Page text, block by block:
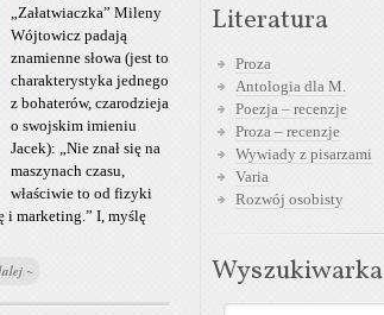
„Załatwiaczka” Mileny
Wójtowicz padają
znamienne słowa (jest to
charakterystyka jednego
z bohaterów, czarodzieja
o swojskim imieniu
Jacek): „Nie znał się na
maszynach czasu,
właściwie to od fizyki
i marketing.” I, myślę
~
Literatura
Proza
Antologia dla M.
Poezja – recenzje
Proza – recenzje
Wywiady z pisarzami
Varia
Rozwój osobisty
Wyszukiwarka